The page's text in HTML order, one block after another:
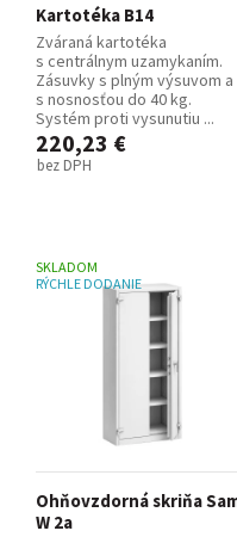
Kartotéka B14
Zváraná kartotéka
s centrálnym uzamykaním.
Zásuvky s plným výsuvom a
s nosnosťou do 40 kg.
Systém proti vysunutiu ...
220,23 €
bez DPH
SKLADOM
RÝCHLE DODANIE
Ohňovzdorná skriňa
W 2a